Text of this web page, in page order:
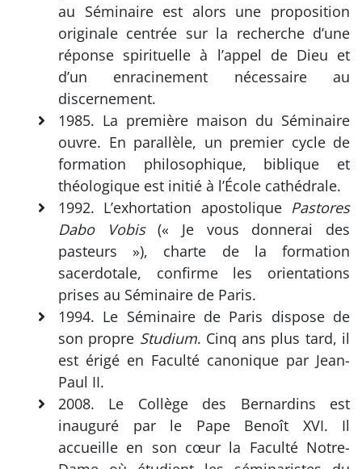
au Séminaire est alors une proposition
originale centrée sur la recherche d’une
réponse spirituelle à l’appel de Dieu et
d’un enracinement nécessaire au
discernement.
1985. La première maison du Séminaire
ouvre. En parallèle, un premier cycle de
formation philosophique, biblique et
théologique est initié à l’École cathédrale.
1992. L’exhortation apostolique Pastores
Dabo Vobis(« Je vous donnerai des
pasteurs »), charte de la formation
sacerdotale, confirme les orientations
prises au Séminaire de Paris.
1994. Le Séminaire de Paris dispose de
son propre Studium. Cinq ans plus tard, il
est érigé en Faculté canonique par Jean-
Paul II.
2008. Le Collège des Bernardins est
inauguré par le Pape Benoît XVI. Il
accueille en son cœur la Faculté Notre-